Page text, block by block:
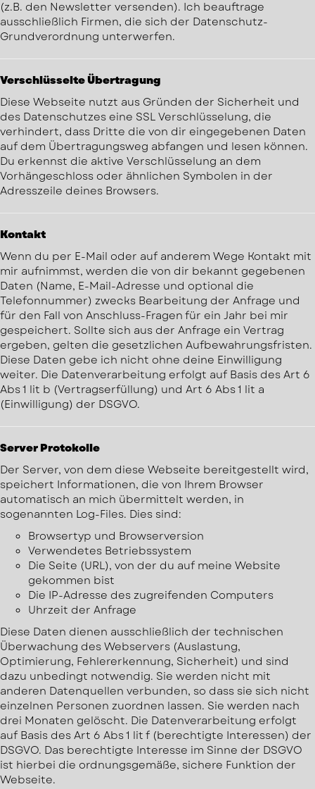
(z.B. den Newsletter versenden). Ich beauftrage
ausschließlich Firmen, die sich der Datenschutz-
Grundverordnung unterwerfen.
Verschlüsselte Übertragung
Diese Webseite nutzt aus Gründen der Sicherheit und
des Datenschutzes eine SSL Verschlüsselung, die
verhindert, dass Dritte die von dir eingegebenen Daten
auf dem Übertragungsweg abfangen und lesen können.
Du erkennst die aktive Verschlüsselung an dem
Vorhängeschloss oder ähnlichen Symbolen in der
Adresszeile deines Browsers.
Kontakt
Wenn du per E-Mail oder auf anderem Wege Kontakt mit
mir aufnimmst, werden die von dir bekannt gegebenen
Daten (Name, E-Mail-Adresse und optional die
Telefonnummer) zwecks Bearbeitung der Anfrage und
für den Fall von Anschluss-Fragen für ein Jahr bei mir
gespeichert. Sollte sich aus der Anfrage ein Vertrag
ergeben, gelten die gesetzlichen Aufbewahrungsfristen.
Diese Daten gebe ich nicht ohne deine Einwilligung
weiter. Die Datenverarbeitung erfolgt auf Basis des Art 6
Abs 1 lit b (Vertragserfüllung) und Art 6 Abs 1 lit a
(Einwilligung) der DSGVO.
Server Protokolle
Der Server, von dem diese Webseite bereitgestellt wird,
speichert Informationen, die von Ihrem Browser
automatisch an mich übermittelt werden, in
sogenannten Log-Files. Dies sind:
Browsertyp und Browserversion
Verwendetes Betriebssystem
Die Seite (URL), von der du auf meine Website
gekommen bist
Die IP-Adresse des zugreifenden Computers
Uhrzeit der Anfrage
Diese Daten dienen ausschließlich der technischen
Überwachung des Webservers (Auslastung,
Optimierung, Fehlererkennung, Sicherheit) und sind
dazu unbedingt notwendig. Sie werden nicht mit
anderen Datenquellen verbunden, so dass sie sich nicht
einzelnen Personen zuordnen lassen. Sie werden nach
drei Monaten gelöscht. Die Datenverarbeitung erfolgt
auf Basis des Art 6 Abs 1 lit f (berechtigte Interessen) der
DSGVO. Das berechtigte Interesse im Sinne der DSGVO
ist hierbei die ordnungsgemäße, sichere Funktion der
Webseite.